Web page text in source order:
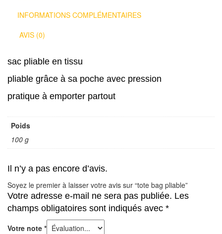
INFORMATIONS COMPLÉMENTAIRES
AVIS (0)
sac pliable en tissu
pliable grâce à sa poche avec pression
pratique à emporter partout
Poids
100 g
Il n’y a pas encore d’avis.
Soyez le premier à laisser votre avis sur “tote bag pliable”
Votre adresse e-mail ne sera pas publiée. Les
champs obligatoires sont indiqués avec *
Votre note *